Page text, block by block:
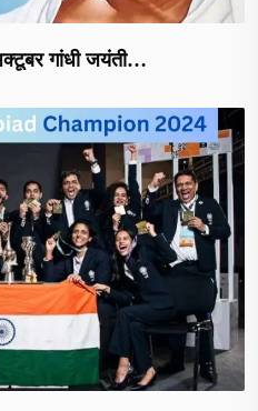
गांधी जयंती…